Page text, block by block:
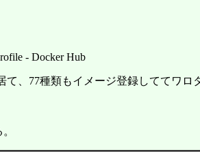
- Docker Hub
て、77種類もイメージ登録しててワロ